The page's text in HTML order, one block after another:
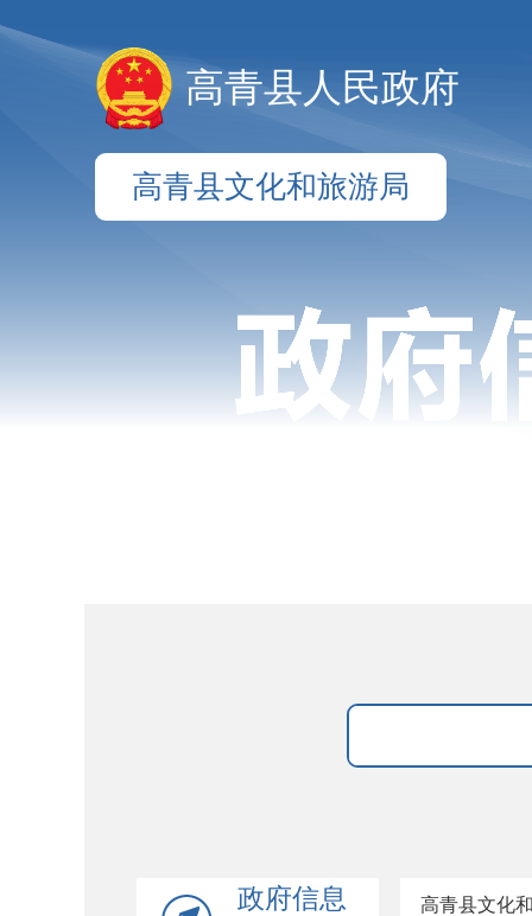
高青县人民政府
高青县文化和旅游局
政府信息
高青县文化